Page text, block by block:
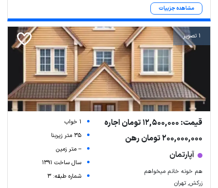
مشاهده جزییات
1 تصویر
قیمت: 12,500,000 تومان اجاره
200,000,000 تومان رهن
آپارتمان
هم خونه خانم میخواهم
زرکش, تهران
1 خواب
35 متر زیربنا
-- متر زمین
سال ساخت 1391
شماره طبقه: 3